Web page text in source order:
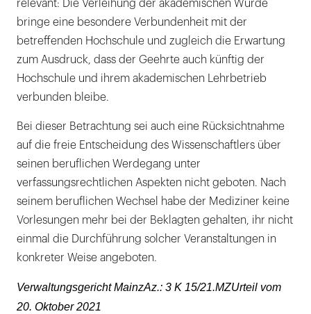
relevant: Die Verleihung der akademischen Würde
bringe eine besondere Verbundenheit mit der
betreffenden Hochschule und zugleich die Erwartung
zum Ausdruck, dass der Geehrte auch künftig der
Hochschule und ihrem akademischen Lehrbetrieb
verbunden bleibe.
Bei dieser Betrachtung sei auch eine Rücksichtnahme
auf die freie Entscheidung des Wissenschaftlers über
seinen beruflichen Werdegang unter
verfassungsrechtlichen Aspekten nicht geboten. Nach
seinem beruflichen Wechsel habe der Mediziner keine
Vorlesungen mehr bei der Beklagten gehalten, ihr nicht
einmal die Durchführung solcher Veranstaltungen in
konkreter Weise angeboten.
Verwaltungsgericht MainzAz.: 3 K 15/21.MZUrteil vom
20. Oktober 2021